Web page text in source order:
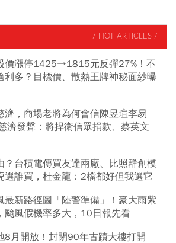
/ HOT ARTICLES /
價漲停1425→1815元反彈27%！不
利多？目標價、散熱王牌神秘面紗曝
濟，商場老將為何會信陳昱瑄李易
濟發聲：將捍衛信眾捐款、蔡英文
？台積電傳買友達兩廠、比照群創模
選誰買，杜金龍：2檔都好但我選它
最新路徑圖「陸警準備」！豪大雨紫
颱風假機率多大，10日報先看
8月開放！封閉90年古蹟大樓打開